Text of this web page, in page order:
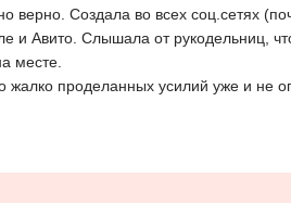
верно. Создала во всех соц.сетях
Авито. Слышала от рукодельниц,
месте.
жалко проделанных усилий уже и не